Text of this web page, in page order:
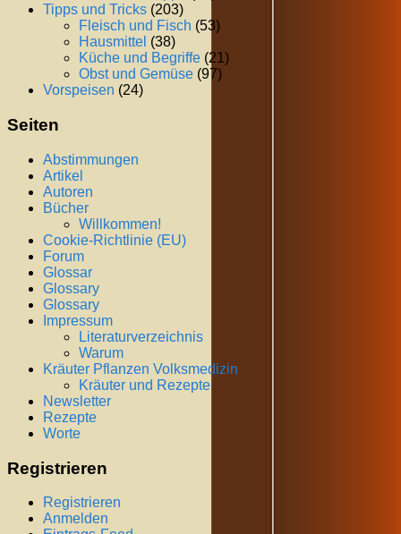
Tipps und Tricks (203)
Fleisch und Fisch (53)
Hausmittel (38)
Küche und Begriffe (21)
Obst und Gemüse (97)
Vorspeisen (24)
Seiten
Abstimmungen
Artikel
Autoren
Bücher
Willkommen!
Cookie-Richtlinie (EU)
Forum
Glossar
Glossary
Glossary
Impressum
Literaturverzeichnis
Warum
Kräuter Pflanzen Volksmedizin
Kräuter und Rezepte
Newsletter
Rezepte
Worte
Registrieren
Registrieren
Anmelden